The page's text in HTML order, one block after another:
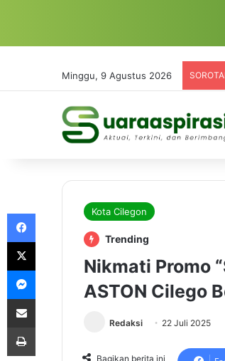
Minggu, 9 Agustus 2026
Kota Cilegon
Trending
Nikmati Promo
ASTON Cilego
Redaksi 22 Juli 2025
Bagikan berita ini
Messenger